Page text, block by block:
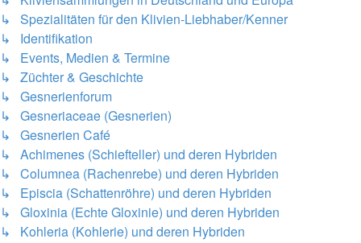
↳ Spezialitäten für den Klivien-Liebhaber/Kenner
↳ Identifikation
↳ Events, Medien & Termine
↳ Züchter & Geschichte
↳ Gesnerienforum
↳ Gesneriaceae (Gesnerien)
↳ Gesnerien Café
↳ Achimenes (Schiefteller) und deren Hybriden
↳ Columnea (Rachenrebe) und deren Hybriden
↳ Episcia (Schattenröhre) und deren Hybriden
↳ Gloxinia (Echte Gloxinie) und deren Hybriden
↳ Kohleria (Kohlerie) und deren Hybriden